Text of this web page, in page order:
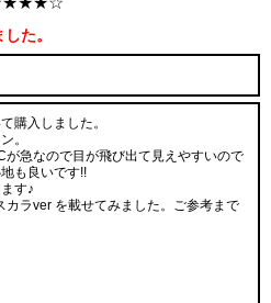
た。
購入しました。
。
急なので目が飛び出て見えやすいので
も良いです!!
す♪
ラver を載せてみました。ご参考まで